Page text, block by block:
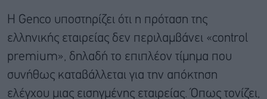
Η Genco υποστηρίζει ότι η πρόταση της
ελληνικής εταιρείας δεν περιλαμβάνει «control
premium», δηλαδή το επιπλέον τίμημα που
συνήθως καταβάλλεται για την απόκτηση
ελέγχου μιας εισηγμένης εταιρείας. Όπως τονίζει,